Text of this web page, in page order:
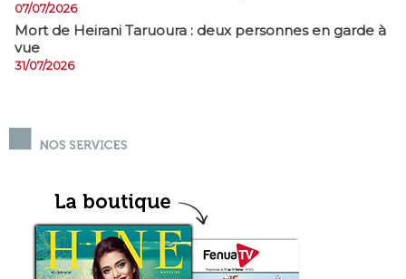
07/07/2026
Mort de Heirani Taruoura : deux personnes en garde à
vue
31/07/2026